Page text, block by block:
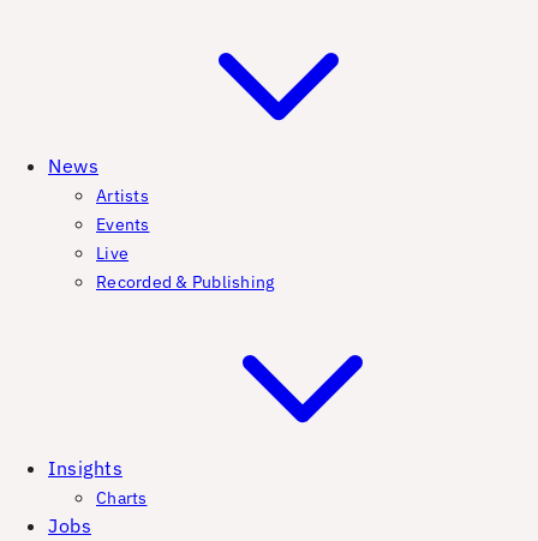
News
Artists
Events
Live
Recorded & Publishing
Insights
Charts
Jobs